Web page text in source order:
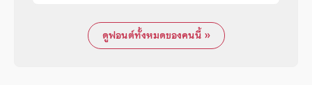
ดูฟอนต์ทั้งหมดของคนนี้ »